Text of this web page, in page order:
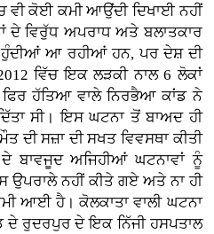
ਵੀ ਕੋਈ ਕਮੀ ਆਉਂਦੀ ਦਿਖਾਈ ਨਹੀਂ
ਦੇ ਵਿਰੁੱਧ ਅਪਰਾਧ ਅਤੇ ਬਲਾਤਕਾਰ
ਆ ਰਹੀਆਂ ਹਨ, ਪਰ ਦੇਸ਼ ਦੀ
ਵਿੱਚ ਇਕ ਲੜਕੀ ਨਾਲ 6 ਲੋਕਾਂ
ਹੱਤਿਆ ਵਾਲੇ ਨਿਰਭੈਆ ਕਾਂਡ ਨੇ
ਸੀ। ਇਸ ਘਟਨਾ ਤੋਂ ਬਾਅਦ ਹੀ
ਸਜ਼ਾ ਦੀ ਸਖਤ ਵਿਵਸਥਾ ਕੀਤੀ
ਬਾਵਜੂਦ ਅਜਿਹੀਆਂ ਘਟਨਾਵਾਂ ਨੂੰ
ਨਹੀਂ ਕੀਤੇ ਗਏ ਅਤੇ ਨਾ ਹੀ
ਆਈ ਹੈ। ਕੋਲਕਾਤਾ ਵਾਲੀ ਘਟਨਾ
ਦੇ ਰੁਦਰਪੁਰ ਦੇ ਇਕ ਨਿੱਜੀ ਹਸਪਤਾਲ